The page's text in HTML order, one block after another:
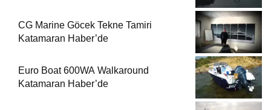
CG Marine Göcek Tekne Tamiri
Katamaran Haber’de
Euro Boat 600WA Walkaround
Katamaran Haber’de